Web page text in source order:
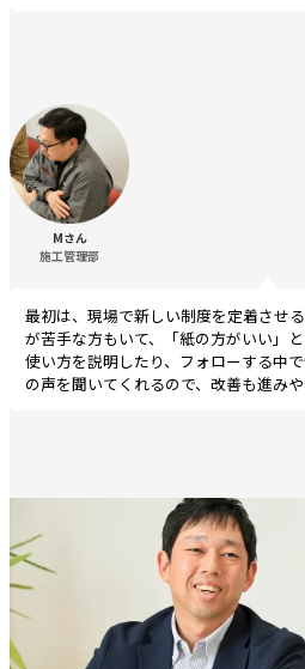
Mさん
施工管理部
最初は、現場で新しい制度を定着させ
が苦手な方もいて、「紙の方がいい」
使い方を説明したり、フォローする中
の声を聞いてくれるので、改善も進みや